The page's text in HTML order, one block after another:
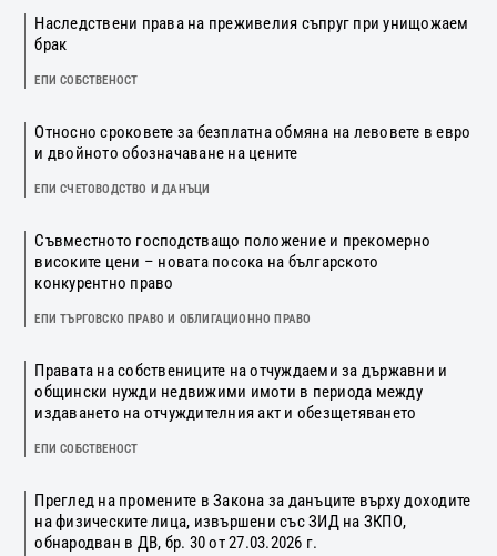
Наследствени права на преживелия съпруг при унищожаем
брак
ЕПИ СОБСТВЕНОСТ
Относно сроковете за безплатна обмяна на левовете в евро
и двойното обозначаване на цените
ЕПИ СЧЕТОВОДСТВО И ДАНЪЦИ
Съвместното господстващо положение и прекомерно
високите цени – новата посока на българското
конкурентно право
ЕПИ ТЪРГОВСКО ПРАВО И ОБЛИГАЦИОННО ПРАВО
Правата на собствениците на отчуждаеми за държавни и
общински нужди недвижими имоти в периода между
издаването на отчуждителния акт и обезщетяването
ЕПИ СОБСТВЕНОСТ
Преглед на промените в Закона за данъците върху доходите
на физическите лица, извършени със ЗИД на ЗКПО,
обнародван в ДВ, бр. 30 от 27.03.2026 г.